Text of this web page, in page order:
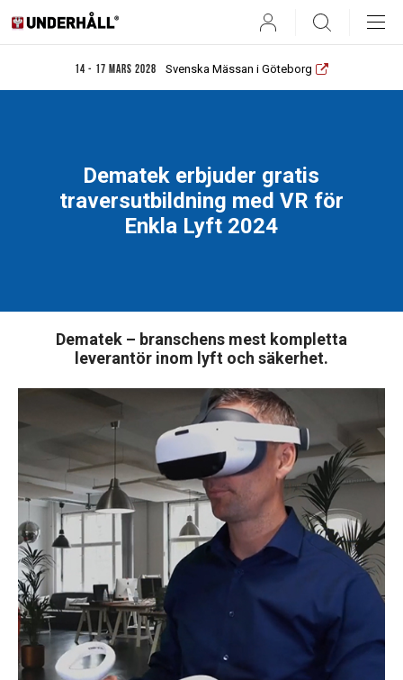
14 - 17 mars 2028 Svenska Mässan i Göteborg
User Search
Dematek erbjuder gratis
traversutbildning med VR för
Enkla Lyft 2024
Dematek – branschens mest kompletta
leverantör inom lyft och säkerhet.